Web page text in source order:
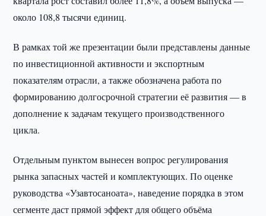
около 108,8 тысячи единиц.
В рамках той же презентации были представлены данные
по инвестиционной активности и экспортным
показателям отрасли, а также обозначена работа по
формированию долгосрочной стратегии её развития — в
дополнение к задачам текущего производственного
цикла.
Отдельным пунктом вынесен вопрос регулирования
рынка запасных частей и комплектующих. По оценке
руководства «Узавтосаноата», наведение порядка в этом
сегменте даст прямой эффект для общего объёма